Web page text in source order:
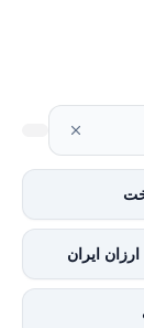
ایران